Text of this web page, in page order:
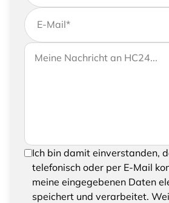
E-Mail*
Wenn Sie uns weitere
lassen möchten, können Sie
Ihre Nachricht an HC24
Um Ihre Anfrage senden zu
Sie bitte das Speichern und
eingegebenen Daten
Ich bin damit einverstanden,
telefonisch oder per E-Mail
meine eingegebenen Daten
speichert und verarbeitet.